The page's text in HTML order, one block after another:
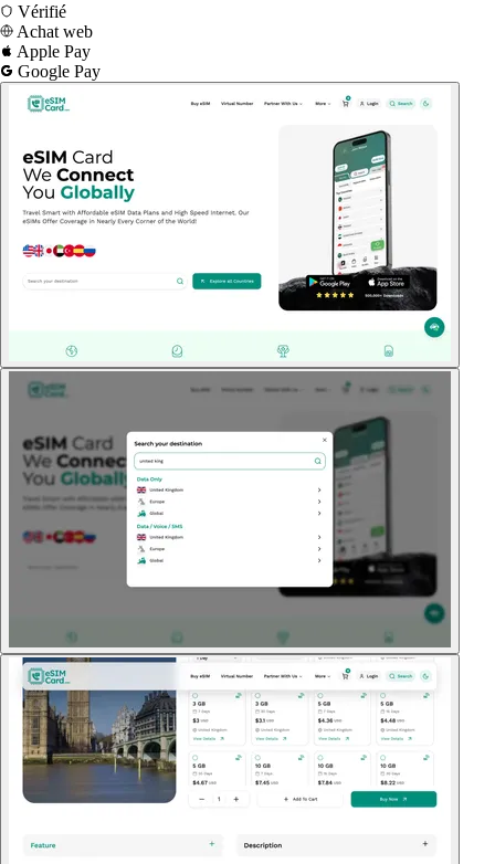
Vérifié
Achat web
Apple Pay
Google Pay